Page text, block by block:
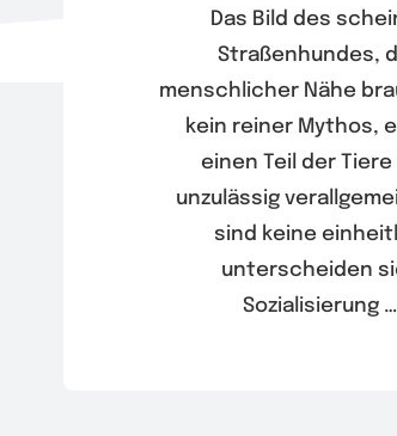
Das Bild des
Straßenhundes,
menschlicher Nähe
kein reiner Mythos,
einen Teil der
unzulässig
sind keine
unterscheiden
Sozialisierung